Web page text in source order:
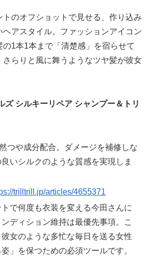
トのオフショットで見せる、作り込み
アスタイル。ファッションアイコン
の1本1本まで「清楚感」を宿らせて
さらりと風に舞うようなツヤ髪が彼女
ズ シルキーリペア シャンプー＆トリ
つや成分配合。ダメージを補修しな
いシルクのような質感を実現しま
trilltrill.jp/articles/4655371
トで何度も衣装を変える今田さんに
ディション維持は最優先事項。こ
女のような多忙な毎日を送る女性
」を保つための必須ツールです。